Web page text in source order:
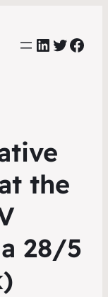
LinkedIn
Twitter
the
28/5